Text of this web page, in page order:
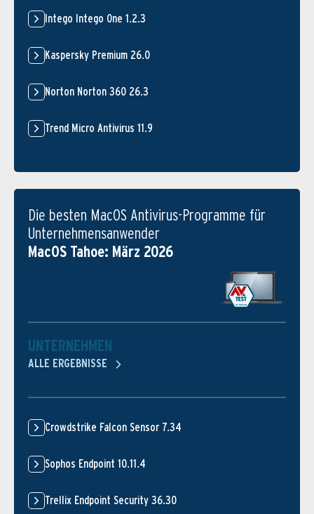
Intego Intego One 1.2.3
Kaspersky Premium 26.0
Norton Norton 360 26.3
Trend Micro Antivirus 11.9
Die besten MacOS Antivirus-Programme für
Unternehmensanwender
MacOS Tahoe: März 2026
UNTERNEHMEN
ALLE ERGEBNISSE
Crowdstrike Falcon Sensor 7.34
Sophos Endpoint 10.11.4
Trellix Endpoint Security 36.30